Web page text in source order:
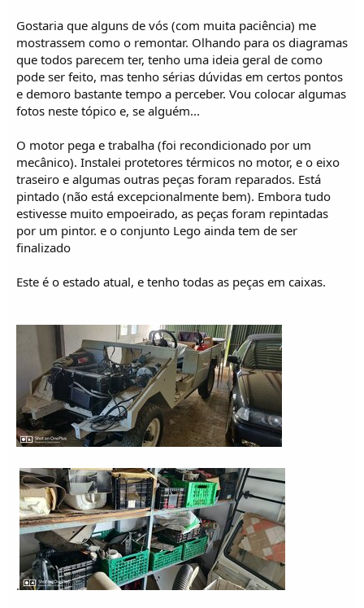
Gostaria que alguns de vós (com muita paciência) me
mostrassem como o remontar. Olhando para os diagramas
que todos parecem ter, tenho uma ideia geral de como
pode ser feito, mas tenho sérias dúvidas em certos pontos
e demoro bastante tempo a perceber. Vou colocar algumas
fotos neste tópico e, se alguém...
O motor pega e trabalha (foi recondicionado por um
mecânico). Instalei protetores térmicos no motor, e o eixo
traseiro e algumas outras peças foram reparados. Está
pintado (não está excepcionalmente bem). Embora tudo
estivesse muito empoeirado, as peças foram repintadas
por um pintor. e o conjunto Lego ainda tem de ser
finalizado
Este é o estado atual, e tenho todas as peças em caixas.
.